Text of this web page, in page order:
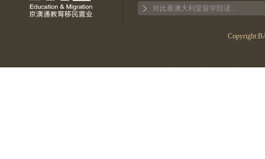
对比看澳大利亚留学陪读...